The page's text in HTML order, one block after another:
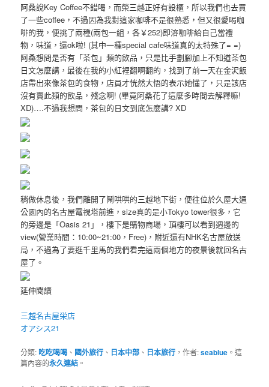
阿桑說Key Coffee不錯喝，而榮三越正好有設櫃，所以我們也去買
了一些coffee，不過因為我對這家咖啡不是很熟悉，但又很愛喝咖
啡的我，便挑了兩種(兩包一組，各￥252)即溶咖啡給自己當禮
物，味道，還ok啦! (其中一種special cafe味道真的太特殊了= =)
阿桑想問是否有「茶包」類的飲品，只是比手劃腳加上不知道茶包
日文怎麼講，最後在我的小紅裡翻啊翻的，找到了前一天在金沢飯
店帶出來像茶包的食物，店員才恍然大悟的表示她懂了，只是該店
沒有賣此類的飲品，殘念啊! (畢竟阿桑花了這麼多時間去解釋嘛!
XD)….不過我想問，茶包的日文到底怎麼講? XD
稍做休息後，我們離開了鬧哄哄的三越地下街，便往位於久屋大通
公園內的名古屋電視塔前進，size真的是小Tokyo tower很多，它
的旁邊是「Oasis 21」，樓下是購物商場，頂樓可以看到週邊的
view(營業時間：10:00~21:00，Free)，附近還有NHK名古屋放送
局，不過為了要逛千里馬的我們看完這兩個地方的夜景後就回名古
屋了。
延伸閱讀
三越名古屋栄店
オアシス21
分類: 吃吃喝喝 、 國外旅行 、 日本中部 、 日本旅行 ，作者:seablue 。這
篇內容的永久連結 。